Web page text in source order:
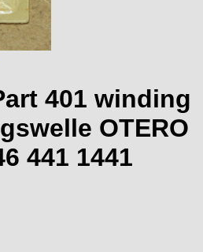
401 winding
OTERO
441 1441